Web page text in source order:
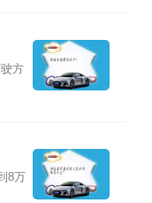
方
8万